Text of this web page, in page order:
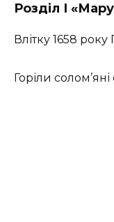
Розділ І
Влітку 1658
Горіли